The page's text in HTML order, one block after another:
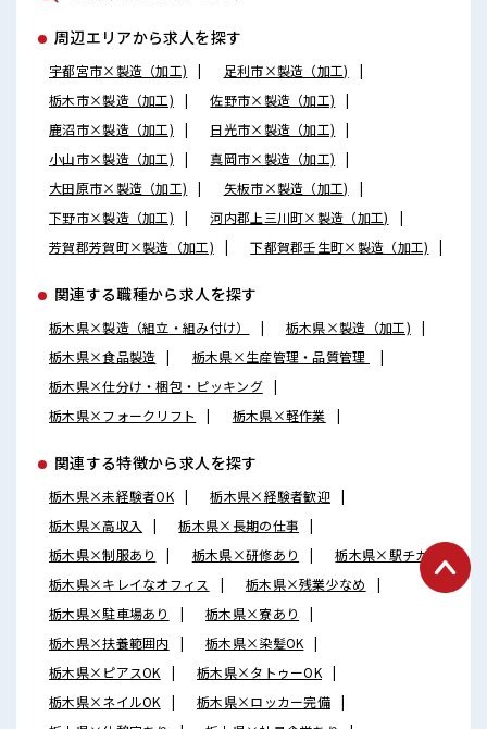
周辺エリアから求人を探す
宇都宮市×製造（加工)
足利市×製造（加工)
栃木市×製造（加工)
佐野市×製造（加工)
鹿沼市×製造（加工)
日光市×製造（加工)
小山市×製造（加工)
真岡市×製造（加工)
大田原市×製造（加工)
矢板市×製造（加工)
下野市×製造（加工)
河内郡上三川町×製造（加工)
芳賀郡芳賀町×製造（加工)
下都賀郡壬生町×製造（加工)
関連する職種から求人を探す
栃木県×製造（組立・組み付け）
栃木県×製造（加工)
栃木県×食品製造
栃木県×生産管理・品質管理
栃木県×仕分け・梱包・ピッキング
栃木県×フォークリフト
栃木県×軽作業
関連する特徴から求人を探す
栃木県×未経験者OK
栃木県×経験者歓迎
栃木県×高収入
栃木県×長期の仕事
栃木県×制服あり
栃木県×研修あり
栃木県×駅チカ
栃木県×キレイなオフィス
栃木県×残業少なめ
栃木県×駐車場あり
栃木県×寮あり
栃木県×扶養範囲内
栃木県×染髪OK
栃木県×ピアスOK
栃木県×タトゥーOK
栃木県×ネイルOK
栃木県×ロッカー完備